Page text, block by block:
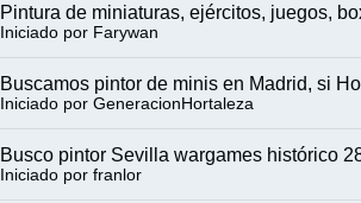
Pintura de miniaturas, ejércitos, juegos,
Iniciado por Farywan
Buscamos pintor de minis en Madrid, si
Iniciado por GeneracionHortaleza
Busco pintor Sevilla wargames histórico
Iniciado por franlor